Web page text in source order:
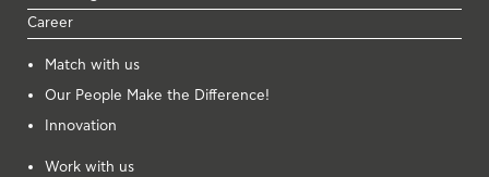
Career
Μatch with us
Our People Make the Difference!
Innovation
Work with us